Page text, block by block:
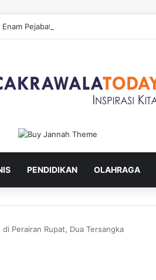
Pejabat Eselon Lainnya
PENDIDIKAN OLAHRAGA
Perairan Rupat, Dua Tersangka